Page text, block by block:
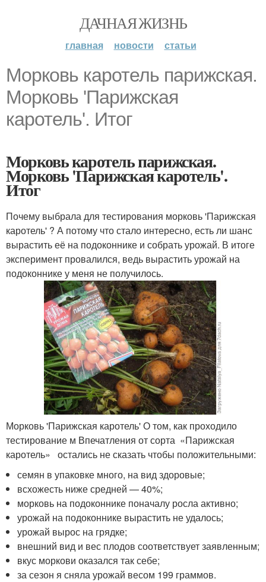
ДАЧНАЯ ЖИЗНЬ
главная новости статьи
Морковь каротель парижская.
Морковь 'Парижская
каротель'. Итог
Морковь каротель парижская.
Морковь 'Парижская каротель'.
Итог
Почему выбрала для тестирования морковь 'Парижская
каротель' ? А потому что стало интересно, есть ли шанс
вырастить её на подоконнике и собрать урожай. В итоге
эксперимент провалился, ведь вырастить урожай на
подоконнике у меня не получилось.
Морковь 'Парижская каротель' О том, как проходило
тестирование м Впечатления от сорта «Парижская
каротель» остались не сказать чтобы положительными:
семян в упаковке много, на вид здоровые;
всхожесть ниже средней — 40%;
морковь на подоконнике поначалу росла активно;
урожай на подоконнике вырастить не удалось;
урожай вырос на грядке;
внешний вид и вес плодов соответствует заявленным;
вкус моркови оказался так себе;
за сезон я сняла урожай весом 199 граммов.